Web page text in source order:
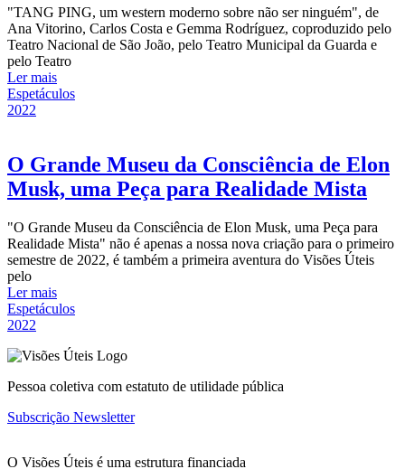
"TANG PING, um western moderno sobre não ser ninguém", de
Ana Vitorino, Carlos Costa e Gemma Rodríguez, coproduzido pelo
Teatro Nacional de São João, pelo Teatro Municipal da Guarda e
pelo Teatro
Ler mais
Espetáculos
2022
O Grande Museu da Consciência de Elon
Musk, uma Peça para Realidade Mista
"O Grande Museu da Consciência de Elon Musk, uma Peça para
Realidade Mista" não é apenas a nossa nova criação para o primeiro
semestre de 2022, é também a primeira aventura do Visões Úteis
pelo
Ler mais
Espetáculos
2022
Pessoa coletiva com estatuto de utilidade pública
Subscrição Newsletter
O Visões Úteis é uma estrutura financiada